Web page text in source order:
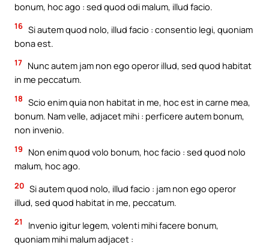
bonum, hoc ago : sed quod odi malum, illud facio.
16 Si autem quod nolo, illud facio : consentio legi, quoniam
bona est.
17 Nunc autem jam non ego operor illud, sed quod habitat
in me peccatum.
18 Scio enim quia non habitat in me, hoc est in carne mea,
bonum. Nam velle, adjacet mihi : perficere autem bonum,
non invenio.
19
Non enim quod volo bonum, hoc facio : sed quod nolo
malum, hoc ago.
20 Si autem quod nolo, illud facio : jam non ego operor
illud, sed quod habitat in me, peccatum.
21
Invenio igitur legem, volenti mihi facere bonum,
quoniam mihi malum adjacet :